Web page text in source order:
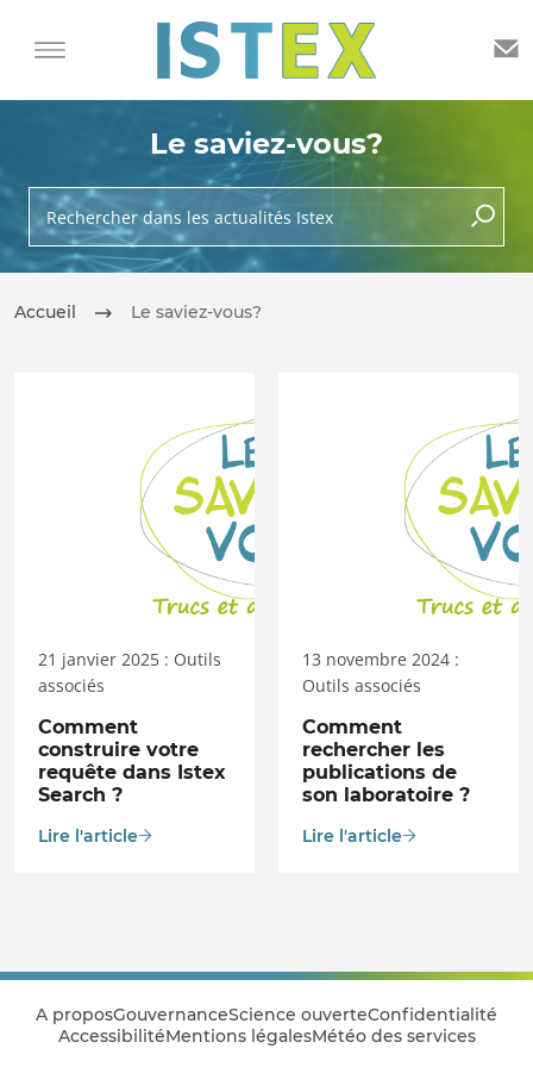
Le saviez-vous?
Rechercher dans les actualités Istex
lancer
Accueil Le saviez-vous?
21 janvier 2025 : Outils
associés
Comment
construire votre
requête dans Istex
Search ?
Lire l'article
13 novembre 2024 :
Outils associés
Comment
rechercher les
publications de
son laboratoire ?
Lire l'article
A proposGouvernanceScience ouverteConfidentialité
AccessibilitéMentions légalesMétéo des services